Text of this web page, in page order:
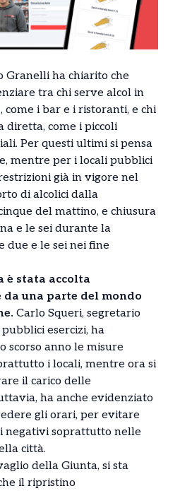
Granelli ha chiarito che
tra chi serve alcol in
i bar e i ristoranti, e chi
diretta, come i piccoli
Per questi ultimi si pensa
mentre per i locali pubblici
già in vigore nel
di alcolici dalla
del mattino, e chiusura
e le sei durante la
due e le sei nei fine
è stata accolta
una parte del mondo
Carlo Squeri, segretario
pubblici esercizi, ha
scorso anno le misure
i locali, mentre ora si
il carico delle
ha anche evidenziato
gli orari, per evitare
negativi soprattutto nelle
città.
della Giunta, si sta
il ripristino